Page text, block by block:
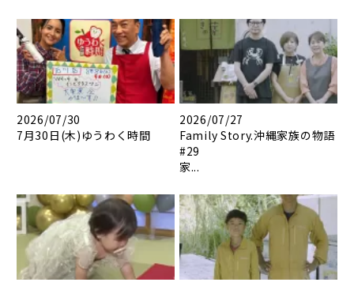
2026/07/30
7月30日(木)ゆうわく時間
2026/07/27
Family Story.沖縄家族の物語
#29
家...